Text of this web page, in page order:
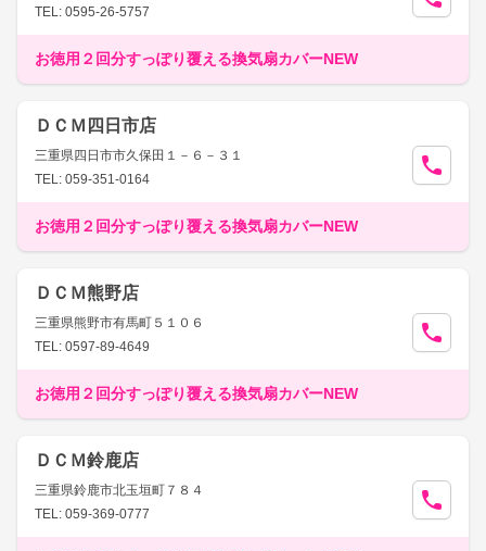
TEL: 0595-26-5757
お徳用２回分すっぽり覆える換気扇カバーNEW
ＤＣＭ四日市店
三重県四日市市久保田１－６－３１
TEL: 059-351-0164
お徳用２回分すっぽり覆える換気扇カバーNEW
ＤＣＭ熊野店
三重県熊野市有馬町５１０６
TEL: 0597-89-4649
お徳用２回分すっぽり覆える換気扇カバーNEW
ＤＣＭ鈴鹿店
三重県鈴鹿市北玉垣町７８４
TEL: 059-369-0777